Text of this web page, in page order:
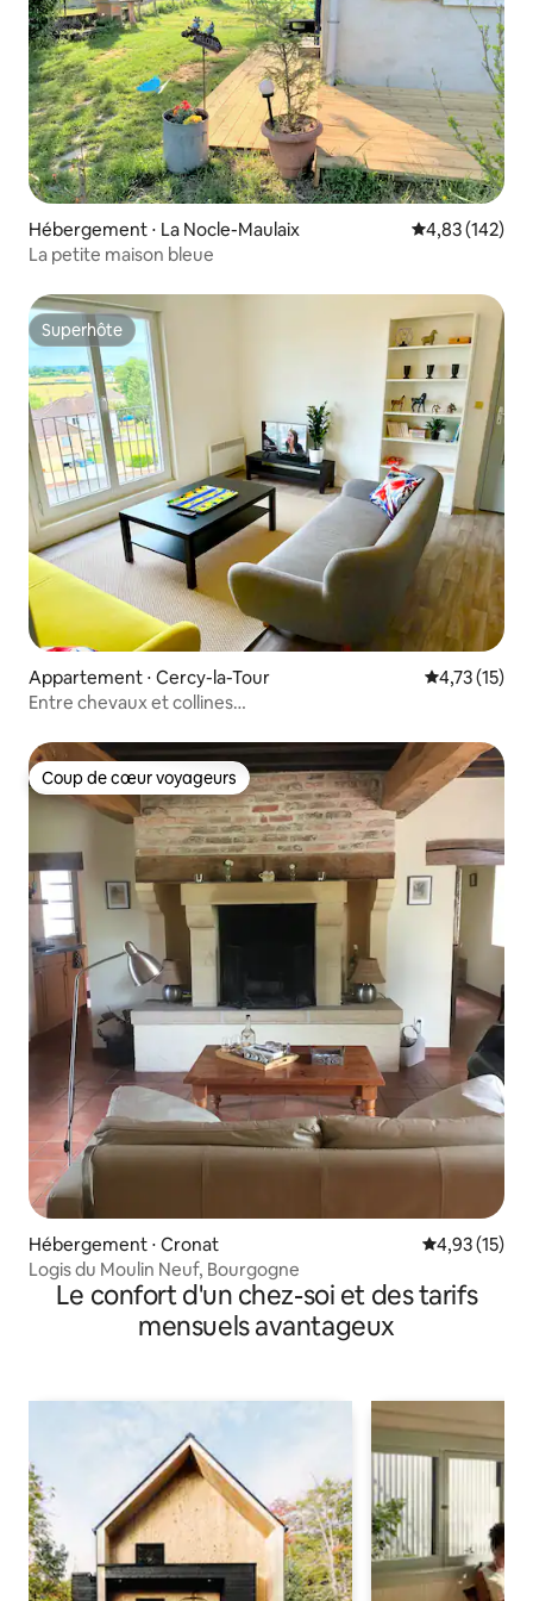
Hébergement ⋅ La Nocle-Maulaix Évaluation
4,83 (142)
La petite maison bleue
Superhôte
Superhôte
Appartement ⋅ Cercy-la-Tour Évaluation
4,73 (15)
Entre chevaux et collines…
Coup de cœur voyageurs
Coup de cœur voyageurs
Hébergement ⋅ Cronat Évaluation
4,93 (15)
Logis du Moulin Neuf, Bourgogne
Le confort d'un chez-soi et des tarifs
mensuels avantageux